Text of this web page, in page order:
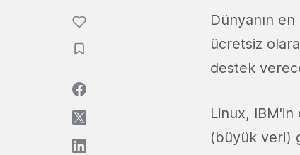
Dünyanın
ücretsiz
destek
Linux,
(büyük veri)